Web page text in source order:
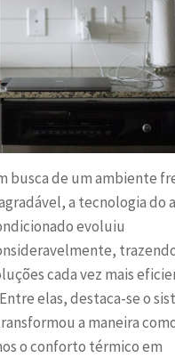
busca de um ambiente
a tecnologia do
evoluiu
cada vez mais
elas, destaca-se o
a maneira
o conforto térmico em